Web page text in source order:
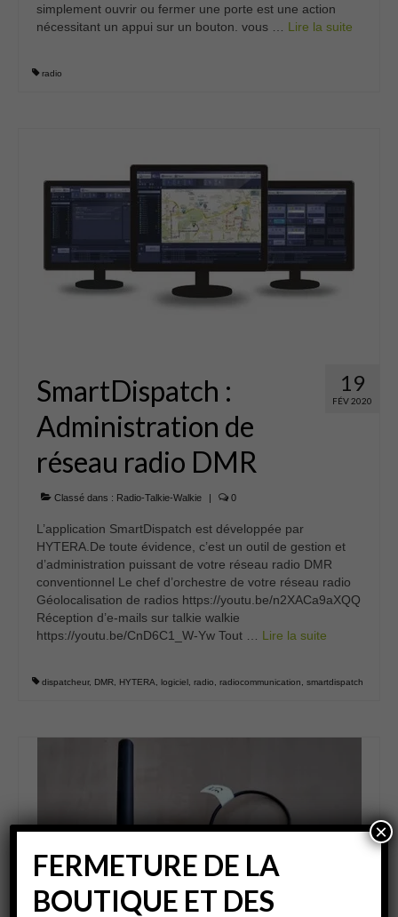
simplement ouvrir ou fermer une porte est une action
nécessitant un appui sur un bouton. vous … Lire la suite­­
radio
19
FÉV 2020
SmartDispatch :
Administration de
réseau radio DMR
Classé dans : Radio-Talkie-Walkie | 0
L’application SmartDispatch est développée par
HYTERA.De toute évidence, c’est un outil de gestion et
d’administration puissant de votre réseau radio DMR
conventionnel Le chef d’orchestre de votre réseau radio
Géolocalisation de radios https://youtu.be/n2XACa9aXQQ
Réception d’e-mails sur talkie walkie
https://youtu.be/CnD6C1_W-Yw Tout … Lire la suite­­
dispatcheur, DMR HYTERA logiciel radio radiocommunication smartdispatch
FERMETURE DE LA
BOUTIQUE ET DES
×